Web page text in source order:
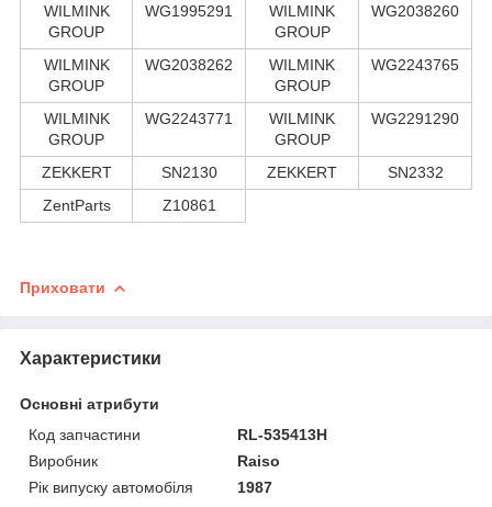
WILMINK
GROUP
WG1995291
WILMINK
GROUP
WG2038260
WILMINK
GROUP
WG2038262
WILMINK
GROUP
WG2243765
WILMINK
GROUP
WG2243771
WILMINK
GROUP
WG2291290
ZEKKERT SN2130 ZEKKERT
SN2332
ZentParts
Z10861
Приховати
Характеристики
Основні атрибути
Код запчастини
RL-535413H
Виробник
Raiso
Рік випуску автомобіля
1987